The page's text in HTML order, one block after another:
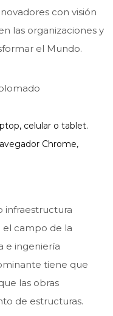
con visión
las organizaciones y
el Mundo.
celular o tablet.
Chrome,
infraestructura
el campo de la
e ingeniería
tiene que
las obras
de estructuras.